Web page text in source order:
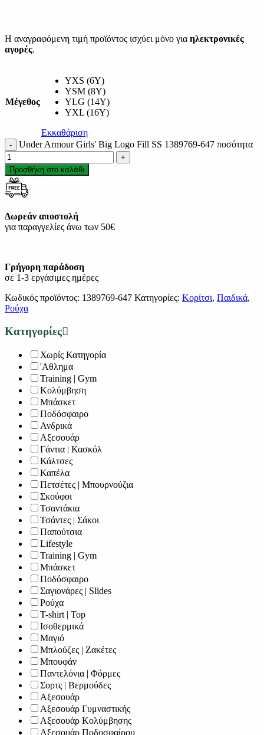
Η αναγραφόμενη τιμή προϊόντος ισχύει μόνο για ηλεκτρονικές
αγορές.
Μέγεθος
YXS (6Y)
YSM (8Y)
YLG (14Y)
YXL (16Y)
Εκκαθάριση
Under Armour Girls' Big Logo Fill SS 1389769-647 ποσότητα
Προσθήκη στο καλάθι
Δωρεάν αποστολή
για παραγγελίες άνω των 50€
Γρήγορη παράδοση
σε 1-3 εργάσιμες ημέρες
Κωδικός προϊόντος: 1389769-647 Κατηγορίες: Κορίτσι, Παιδικά,
Ρούχα
Κατηγορίες
Χωρίς Κατηγορία
'Αθλημα
Training | Gym
Κολύμβηση
Μπάσκετ
Ποδόσφαιρο
Ανδρικά
Αξεσουάρ
Γάντια | Κασκόλ
Κάλτσες
Καπέλα
Πετσέτες | Μπουρνούζια
Σκούφοι
Τσαντάκια
Τσάντες | Σάκοι
Παπούτσια
Lifestyle
Training | Gym
Μπάσκετ
Ποδόσφαιρο
Σαγιονάρες | Slides
Ρούχα
T-shirt | Top
Ισοθερμικά
Μαγιό
Μπλούζες | Ζακέτες
Μπουφάν
Παντελόνια | Φόρμες
Σορτς | Βερμούδες
Αξεσουάρ
Αξεσουάρ Γυμναστικής
Αξεσουάρ Κολύμβησης
Αξεσουάρ Ποδοσφαίρου